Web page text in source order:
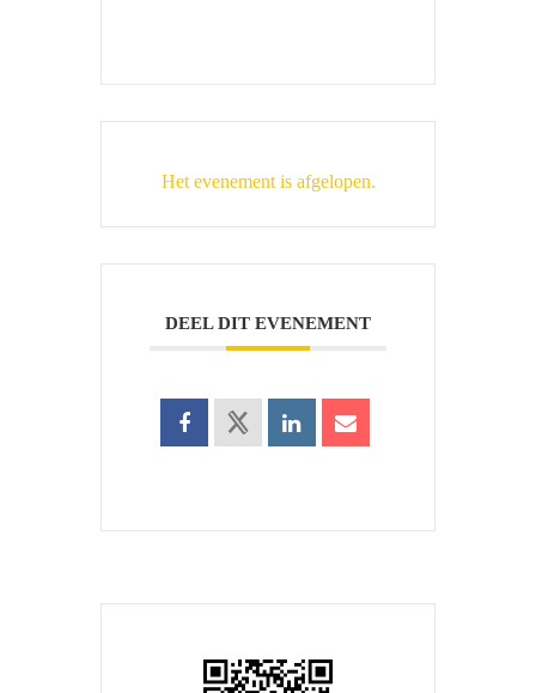
Het evenement is afgelopen.
DEEL DIT EVENEMENT